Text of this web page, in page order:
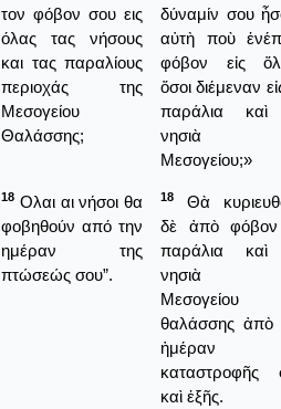
τον φόβον σου εις
όλας τας νήσους
και τας παραλίους
περιοχάς της
Μεσογείου
Θαλάσσης;
δύναμίν σου
αὐτὴ ποὺ
φόβον εἰς
ὅσοι διέμεναν
παράλια
νησιὰ
Μεσογείου;»
18 Ολαι αι νήσοι θα
φοβηθούν από την
ημέραν της
πτώσεώς σου”.
18
Θὰ
δὲ ἀπὸ
παράλια
νησιὰ
Μεσογείου
θαλάσσης ἀπὸ
ἡμέραν
καταστροφῆς
καὶ ἑξῆς.